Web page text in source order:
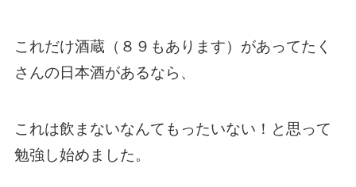
これだけ酒蔵（８９もあります）があってたく
さんの日本酒があるなら、
これは飲まないなんてもったいない！と思って
勉強し始めました。